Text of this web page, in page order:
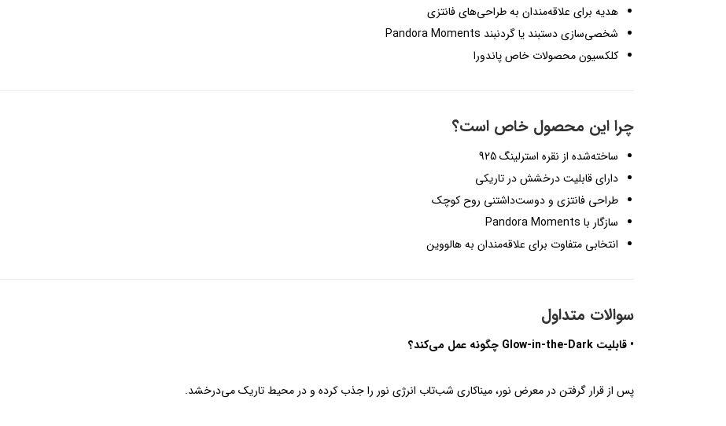
هدیه برای علاقه‌مندان به طراحی‌های فانتزی
شخصی‌سازی دستبند یا گردنبند Pandora Moments
کلکسیون محصولات خاص پاندورا
چرا این محصول خاص است؟
ساخته‌شده از نقره استرلینگ 925
دارای قابلیت درخشش در تاریکی
طراحی فانتزی و دوست‌داشتنی روح کوچک
سازگار با Pandora Moments
انتخابی متفاوت برای علاقه‌مندان به هالووین
سوالات متداول
• قابلیت Glow-in-the-Dark چگونه عمل می‌کند؟
پس از قرار گرفتن در معرض نور، میناکاری شب‌تاب انرژی نور را جذب کرده و در محیط تاریک می‌درخشد.